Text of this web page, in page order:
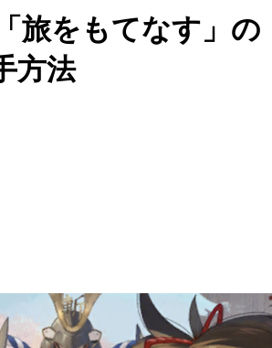
旅をもてなす」の
方法